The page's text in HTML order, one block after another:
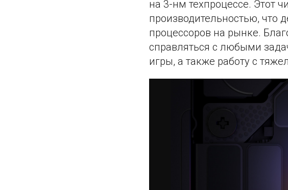
на 3-нм техпроцессе. Этот
производительностью,
процессоров на рынке.
справляться с любыми
игры, а также работу с